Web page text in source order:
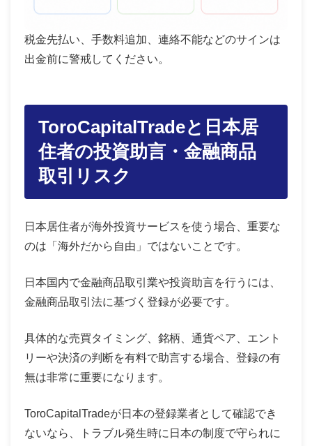
税金先払い、手数料追加、連絡不能などのサインは
出金前に警戒してください。
ToroCapitalTradeと日本居
住者の投資助言・金融商品
取引リスク
日本居住者が海外投資サービスを使う場合、重要な
のは「海外だから自由」ではないことです。
日本国内で金融商品取引業や投資助言を行うには、
金融商品取引法に基づく登録が必要です。
具体的な売買タイミング、銘柄、通貨ペア、エント
リーや決済の判断を有料で助言する場合、登録の有
無は非常に重要になります。
ToroCapitalTradeが日本の登録業者として確認でき
ないなら、トラブル発生時に日本の制度で守られに